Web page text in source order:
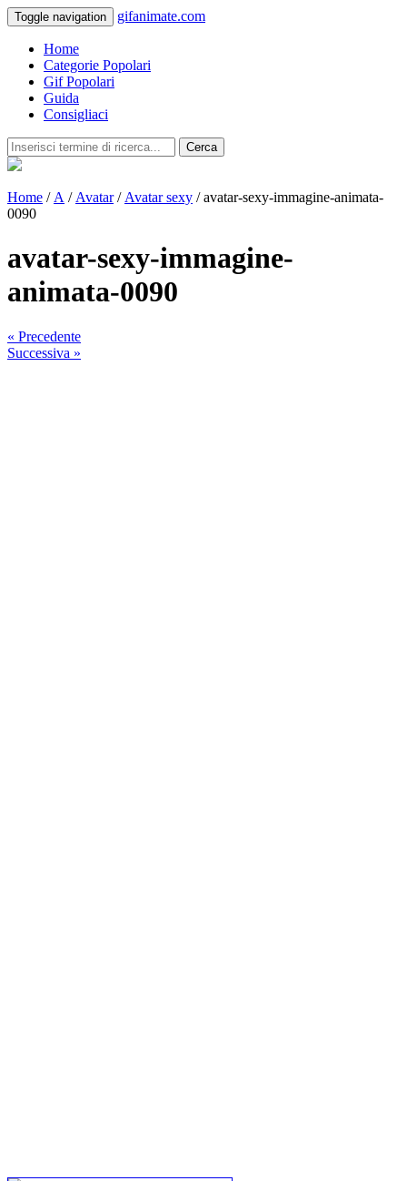
Toggle navigation gifanimate.com
Home
Categorie Popolari
Gif Popolari
Guida
Consigliaci
Cerca
Home / A / Avatar/ Avatar sexy / avatar-sexy-immagine-animata-
0090
avatar-sexy-immagine-
animata-0090
« Precedente
Successiva »